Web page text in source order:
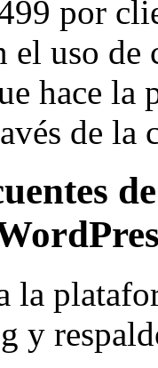
por
el uso de
hace
de la
la
y